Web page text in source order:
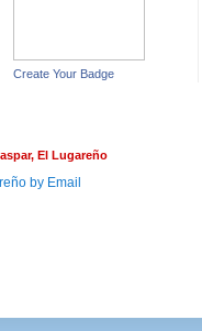
Create Your Badge
El Lugareño
by Email